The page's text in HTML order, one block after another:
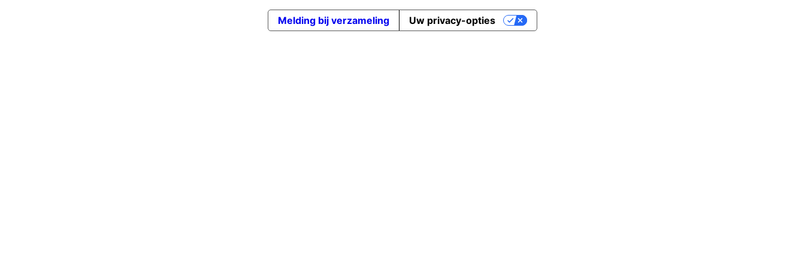
Melding bij verzameling Uw privacy-opties